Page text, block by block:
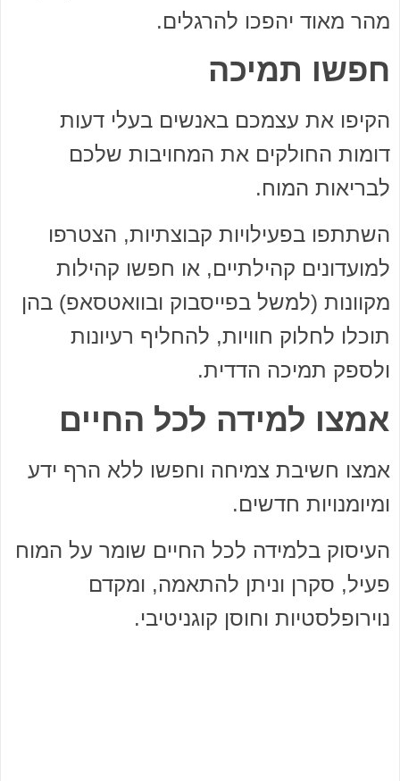
מהר מאוד יהפכו להרגלים.
חפשו תמיכה
הקיפו את עצמכם באנשים בעלי דעות
דומות החולקים את המחויבות שלכם
לבריאות המוח.
השתתפו בפעילויות קבוצתיות, הצטרפו
למועדונים קהילתיים, או חפשו קהילות
מקוונות (למשל בפייסבוק ובוואטסאפ) בהן
תוכלו לחלוק חוויות, להחליף רעיונות
ולספק תמיכה הדדית.
אמצו למידה לכל החיים
אמצו חשיבת צמיחה וחפשו ללא הרף ידע
ומיומנויות חדשים.
העיסוק בלמידה לכל החיים שומר על המוח
פעיל, סקרן וניתן להתאמה, ומקדם
נוירופלסטיות וחוסן קוגניטיבי.